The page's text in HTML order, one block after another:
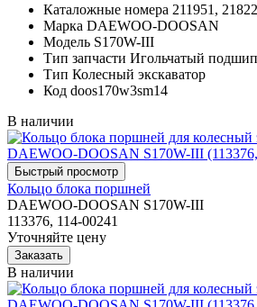
Каталожные номера 211951,
Марка DAEWOO-DOOSAN
Модель S170W-III
Тип запчасти Игольчатый
Тип Колесный экскаватор
Код doos170w3sm14
В наличии
Кольцо блока поршней
DAEWOO-DOOSAN S170W-III
113376, 114-00241
Уточняйте цену
В наличии